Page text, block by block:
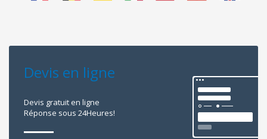
Devis en ligne
Devis gratuit en ligne
Réponse sous 24Heures!